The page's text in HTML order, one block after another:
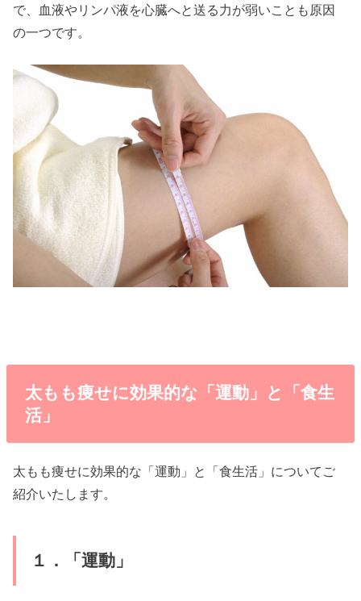
で、血液やリンパ液を心臓へと送る力が弱いことも原因
の一つです。
太もも痩せに効果的な「運動」と「食生
活」
太もも痩せに効果的な「運動」と「食生活」についてご
紹介いたします。
１．「運動」